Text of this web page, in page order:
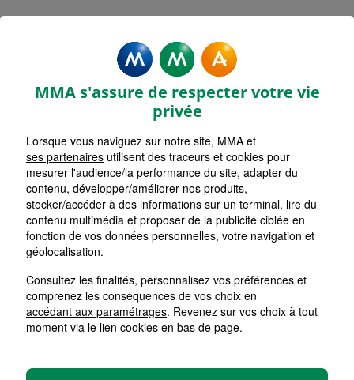
Rechercher une agence par code postal ou ville
Commencez à taper pour voir les suggestions de
Aucune suggestion disponible
LISTE AGENCES
MONTPELLIER POMPIGNANE
HORAIRES D'AUJOURD'HUI
09h00 - 12h30 / 13h30 - 17h00
2 JACOU
HORAIRES D'AUJOURD'HUI
08h45 - 12h00 / 14h00 - 17h30
3 MONTPELLIER ARCEAUX
MMA s'assure de respecter votre vie
privée
Lorsque vous naviguez sur notre site, MMA et
ses partenaires utilisent des traceurs et cookies pour
mesurer l'audience/la performance du site, adapter du
contenu, développer/améliorer nos produits,
stocker/accéder à des informations sur un terminal, lire du
contenu multimédia et proposer de la publicité ciblée en
fonction de vos données personnelles, votre navigation et
géolocalisation.
Consultez les finalités, personnalisez vos préférences et
comprenez les conséquences de vos choix en
accédant aux paramétrages. Revenez sur vos choix à tout
moment via le lien cookies en bas de page.